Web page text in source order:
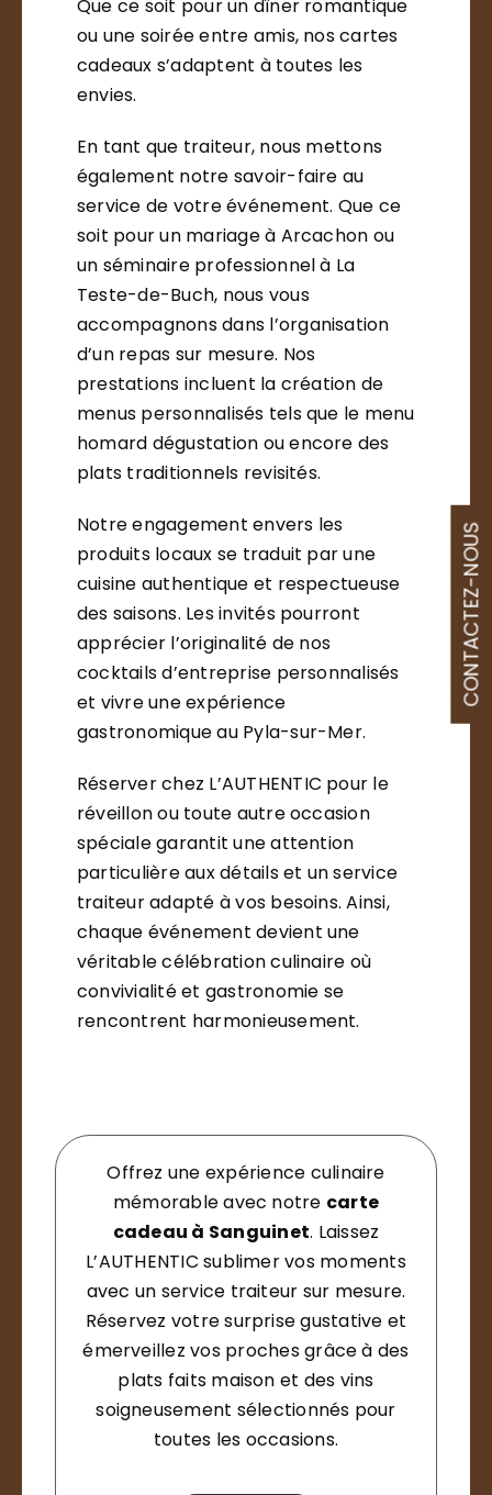
Que ce soit pour un dîner romantique
ou une soirée entre amis, nos cartes
cadeaux s’adaptent à toutes les
envies.
En tant que traiteur, nous mettons
également notre savoir-faire au
service de votre événement. Que ce
soit pour un mariage à Arcachon ou
un séminaire professionnel à La
Teste-de-Buch, nous vous
accompagnons dans l’organisation
d’un repas sur mesure. Nos
prestations incluent la création de
menus personnalisés tels que le menu
homard dégustation ou encore des
plats traditionnels revisités.
Notre engagement envers les
produits locaux se traduit par une
cuisine authentique et respectueuse
des saisons. Les invités pourront
apprécier l’originalité de nos
cocktails d’entreprise personnalisés
et vivre une expérience
gastronomique au Pyla-sur-Mer.
Réserver chez L’AUTHENTIC pour le
réveillon ou toute autre occasion
spéciale garantit une attention
particulière aux détails et un service
traiteur adapté à vos besoins. Ainsi,
chaque événement devient une
véritable célébration culinaire où
convivialité et gastronomie se
rencontrent harmonieusement.
Offrez une expérience culinaire
mémorable avec notre carte
cadeau à Sanguinet. Laissez
L’AUTHENTIC sublimer vos moments
avec un service traiteur sur mesure.
Réservez votre surprise gustative et
émerveillez vos proches grâce à des
plats faits maison et des vins
soigneusement sélectionnés pour
toutes les occasions.
CONTACTEZ-NOUS